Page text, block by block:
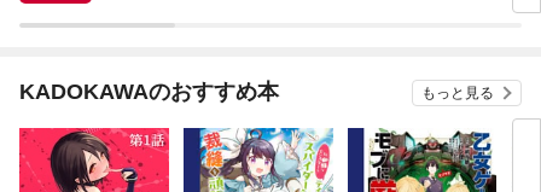
KADOKAWAのおすすめ本 もっと見る